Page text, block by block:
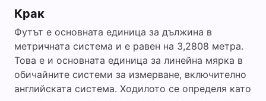
Крак
Футът е основната единица за дължина в
метричната система и е равен на 3,2808 метра.
Това е и основната единица за линейна мярка в
обичайните системи за измерване, включително
английската система. Ходилото се определя като